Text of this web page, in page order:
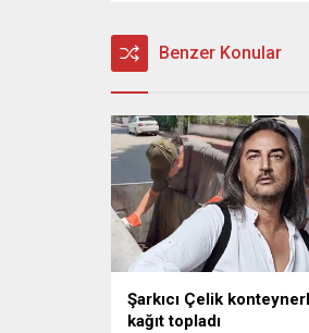
Benzer Konular
Şarkıcı Çelik
kağıt topladı